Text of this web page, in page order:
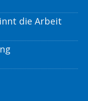
die Arbeit